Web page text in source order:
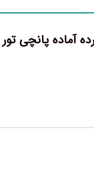
آماده پانچی